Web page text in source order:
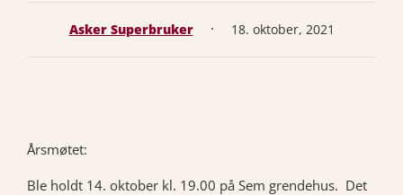
Asker Superbruker · 18. oktober, 2021
Årsmøtet:
Ble holdt 14. oktober kl. 19.00 på Sem grendehus. Det